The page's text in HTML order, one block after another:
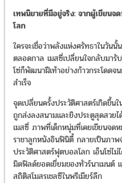
เทพนิยายที่มีอยู่จริง: จากผู้เขียนจ
โลก
ใครจะเชื่อว่าพลังแห่งศรัทธาในวัน
ตลอดกาล เมสซี่เปลี่ยนใจกลับมารั
โซ่ก็พัฒนาฝีเท้าอย่างก้าวกระโดด
สำเร็จ
จุดเปลี่ยนครั้งประวัติศาสตร์เกิดขึ้น
ถูกส่งลงสนามและยิงประตูสุดสวยไ
เมสซี่ ภาพที่เด็กหนุ่มที่เคยเขียนจด
ราชาลูกหนังอินฟินิตี้ กลายเป็นภา
ประวัติศาสตร์ฟุตบอลโลก เอ็นโซ่ไม่
มิดฟิลด์ยอดเยี่ยมของทัวร์นาเมนต์
สถิติสโมสรเชลซีในพรีเมียร์ลีก